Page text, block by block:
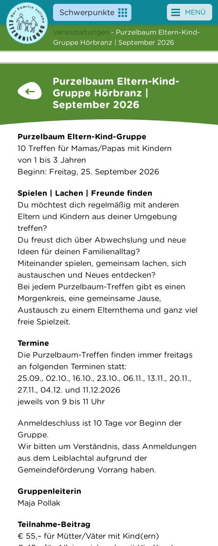
Schwerpunkte
Angebote
News
Suche
MENÜ
Veranstaltungen - Purzelbaum Eltern-Kind-
Gruppe Hörbranz | September 2026
Purzelbaum Eltern-Kind-
Gruppe Hörbranz |
September 2026
Purzelbaum Eltern-Kind-Gruppe
10 Treffen für Mamas/Papas mit Kindern
von 1 bis 3 Jahren
Beginn: Freitag, 25. September 2026
Spielen | Lachen | Freunde finden
Du möchtest dich regelmäßig mit anderen
Eltern und Kindern aus deiner Umgebung
treffen?
Du freust dich über Abwechslung und neue
Ideen für deinen Familienalltag?
Miteinander spielen, gemeinsam lachen, sich
austauschen und Neues entdecken?
Bei jedem Purzelbaum-Treffen gibt es einen
Morgenkreis, eine gemeinsame Jause,
Austausch zu einem Elternthema und ganz viel
freie Spielzeit.
Termine
Die Purzelbaum-Treffen finden immer freitags
an folgenden Terminen statt:
25.09., 02.10., 16.10., 23.10., 06.11., 13.11., 20.11.,
27.11., 04.12. und 11.12.2026
jeweils von 9 bis 11 Uhr
Anmeldeschluss ist 10 Tage vor Beginn der
Gruppe.
Wir bitten um Verständnis, dass Anmeldungen
aus dem Leiblachtal aufgrund der
Gemeindeförderung Vorrang haben.
Gruppenleiterin
Maja Pollak
Teilnahme-Beitrag
€ 55,– für Mütter/Väter mit Kind(ern)